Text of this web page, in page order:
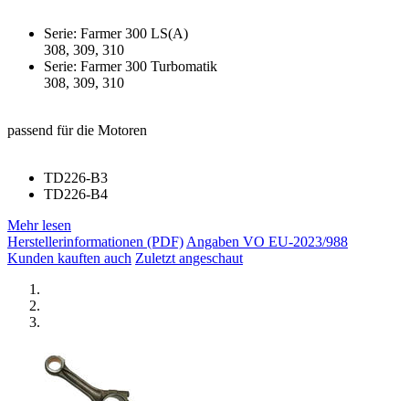
Serie: Farmer 300 LS(A)
308, 309, 310
Serie: Farmer 300 Turbomatik
308, 309, 310
passend für die Motoren
TD226-B3
TD226-B4
Mehr lesen
Herstellerinformationen (PDF)Angaben VO EU-2023/988
Kunden kauften auch Zuletzt angeschaut